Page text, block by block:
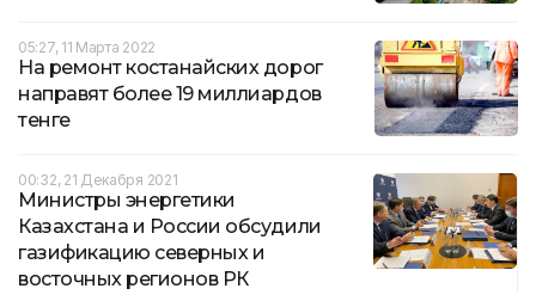
05:27, 11 Марта 2022
На ремонт костанайских дорог
направят более 19 миллиардов
тенге
00:32, 21 Декабря 2021
Министры энергетики
Казахстана и России обсудили
газификацию северных и
восточных регионов РК